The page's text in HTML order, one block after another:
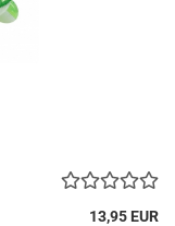
13,95 EUR